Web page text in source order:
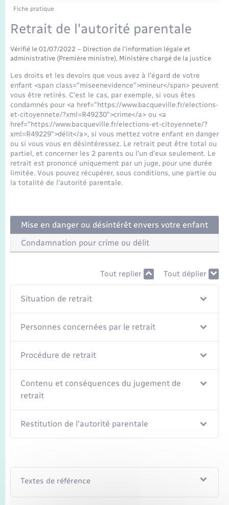
Etat-civil - Papiers - Citoyenneté
Mariage – PACS
Parrainage civil
Recensement
Logement - Urbanisme
Loisirs
Nouvel habitant
Numérique
Organisation d’événement
Seniors
Transports scolaires
Travaux - Autorisation d’occupation de l’espace
Compétences
Plan interactif
Présentation de la commune
Publications
La Communauté de communes
Fiche pratique
Retrait de l'autorité parentale
Vérifié le 01/07/2022 – Direction de l'information légale et
administrative (Première ministre), Ministère chargé de la justice
Les droits et les devoirs que vous avez à l'égard de votre
enfant <span class="miseenevidence">mineur</span> peuvent
vous être retirés. C'est le cas, par exemple, si vous êtes
condamnés pour <a href="https://www.bacqueville.fr/elections-
et-citoyennete/?xml=R49230">crime</a> ou <a
href="https://www.bacqueville.fr/elections-et-citoyennete/?
xml=R49229">délit</a>, si vous mettez votre enfant en danger
ou si vous vous en désintéressez. Le retrait peut être total ou
partiel, et concerner les 2 parents ou l'un d'eux seulement. Le
retrait est prononcé uniquement par un juge, pour une durée
limitée. Vous pouvez récupérer, sous conditions, une partie ou
la totalité de l'autorité parentale.
Mise en danger ou désintérêt envers votre enfant
Condamnation pour crime ou délit
Tout replier Tout déplier
Situation de retrait
Personnes concernées par le retrait
Procédure de retrait
Contenu et conséquences du jugement de
retrait
Restitution de l'autorité parentale
Textes de référence